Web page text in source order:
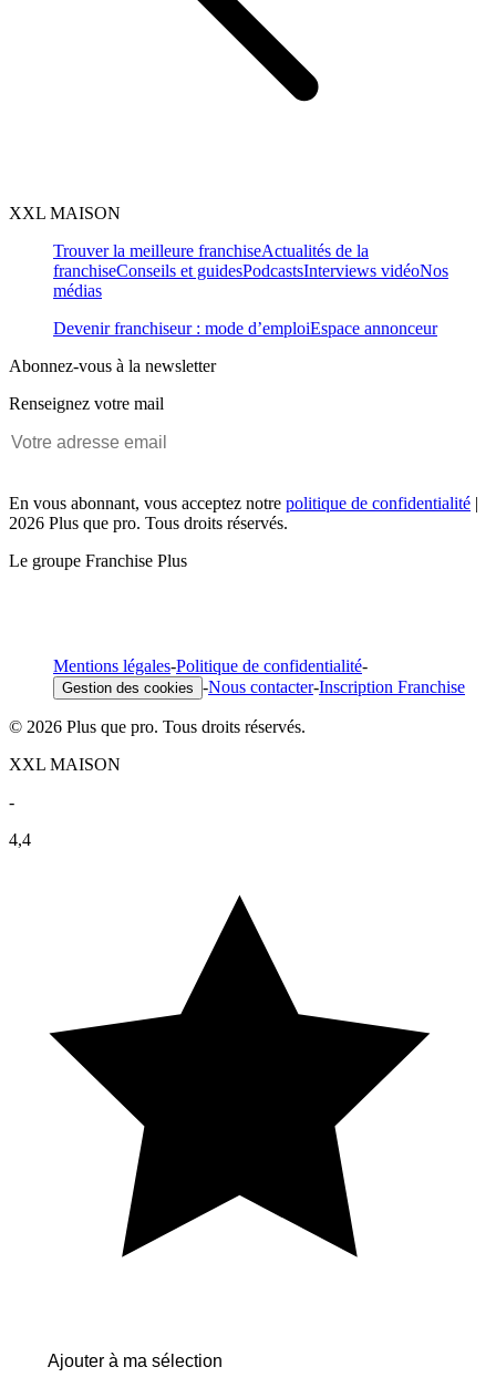
XXL MAISON
Trouver la meilleure franchiseActualités de la
franchiseConseils et guidesPodcastsInterviews vidéoNos
médias
Devenir franchiseur : mode d’emploiEspace annonceur
Abonnez-vous à la newsletter
Renseignez votre mail
En vous abonnant, vous acceptez notre politique de confidentialité |
2026 Plus que pro. Tous droits réservés.
Le groupe Franchise Plus
Mentions légales-Politique de confidentialité-
Gestion des cookies -Nous contacter-Inscription Franchise
© 2026 Plus que pro. Tous droits réservés.
XXL MAISON
-
4,4
Ajouter à ma sélection